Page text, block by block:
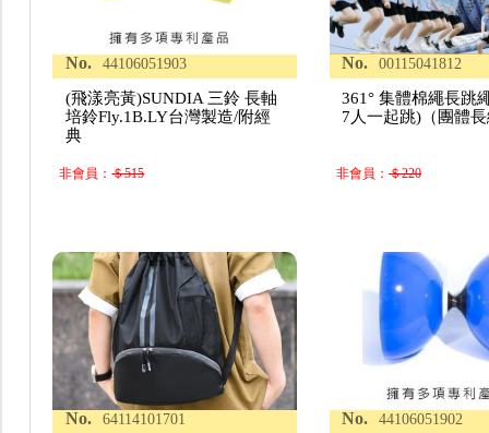
No. 44106051903
(飛漾亮黃)SUNDIA 三鈴 長軸
培鈴Fly.1B.LY台灣製造/附經
典
非會員：＄515
No. 00115041812
361° 集體棉繩長跳
7人一起跳)（團體
非會員： ＄220
No. 64114101701 No. 44106051902